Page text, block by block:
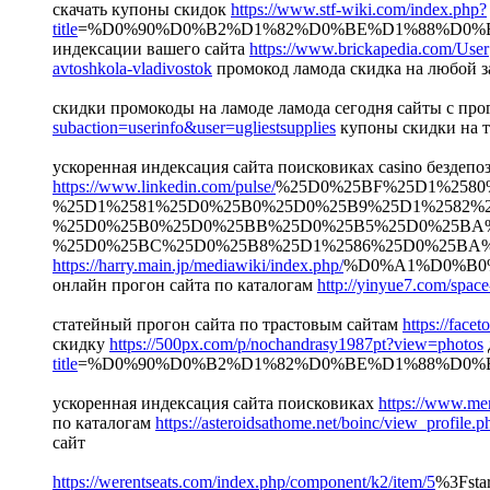
скачать купоны скидок https://www.stf-wiki.com/index.php?
title
индексации вашего сайта https://www.brickapedia.com/User
avtoshkola-vladivostok промокод ламода скидка на любой
скидки промокоды на ламоде ламода сегодня сайты с
subaction=userinfo&user=ugliestsupplies купоны скидки на
ускоренная индексация сайта поисковиках casino
https://www.linkedin.com/pulse/
https://harry.main.jp/mediawiki/index.php/
онлайн прогон сайта по каталогам http://yinyue7.com/
статейный прогон сайта по трастовым сайтам https://
скидку https://500px.com/p/nochandrasy1987pt?view=photos
title
ускоренная индексация сайта поисковиках https://
по каталогам https://asteroidsathome.net/boinc/
сайт
https://werentseats.com/index.php/component/k2/item/5